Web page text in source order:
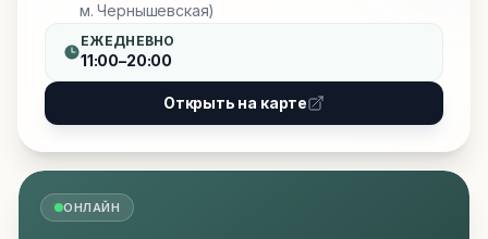
м. Чернышевская)
ЕЖЕДНЕВНО
11:00–20:00
Открыть на карте
ОНЛАЙН